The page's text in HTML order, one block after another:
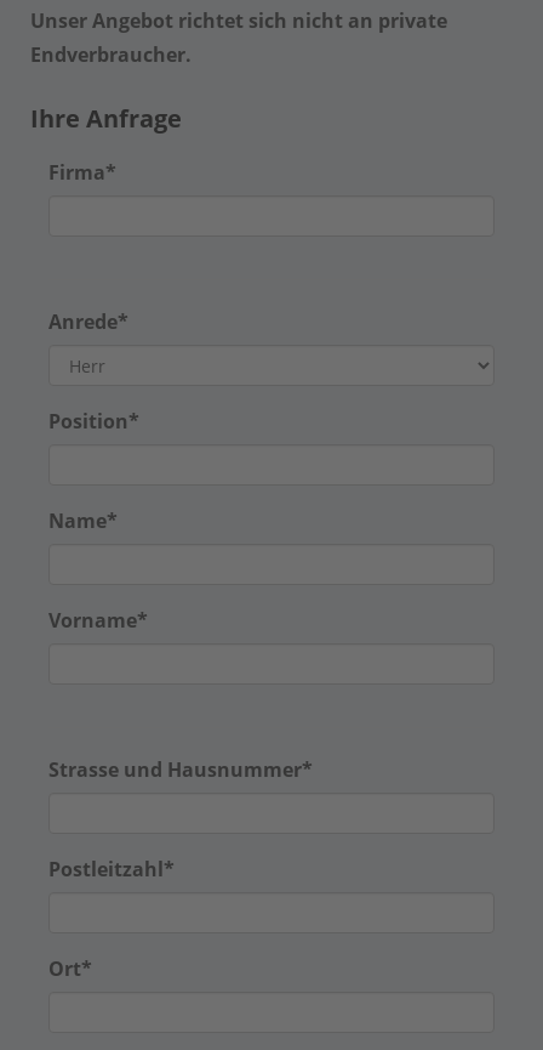
Unser Angebot richtet sich nicht an private
Endverbraucher.
Ihre Anfrage
Firma*
Anrede*
Position*
Name*
Vorname*
Strasse und Hausnummer*
Postleitzahl*
Ort*